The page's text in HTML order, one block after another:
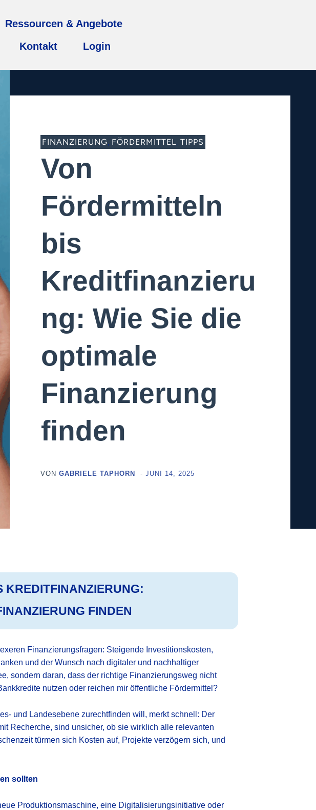
Ressourcen & Angebote
Kontakt Login
FINANZIERUNG, FÖRDERMITTEL, TIPPS
Von
Fördermitteln
bis
Kreditfinanzieru
ng: Wie Sie die
optimale
Finanzierung
finden
VONGABRIELE TAPHORN -JUNI 14, 2025
KREDIT­FINANZIERUNG:
FINDEN
Finanzierungsfragen: Steigende Investitionskosten,
und der Wunsch nach digitaler und nachhaltiger
sondern daran, dass der richtige Finanzierungsweg nicht
nutzen oder reichen mir öffentliche Fördermittel?
und Landesebene zurechtfinden will, merkt schnell: Der
Recherche, sind unsicher, ob sie wirklich alle relevanten
türmen sich Kosten auf, Projekte verzögern sich, und
sollten
Produktionsmaschine, eine Digitalisierungsinitiative oder